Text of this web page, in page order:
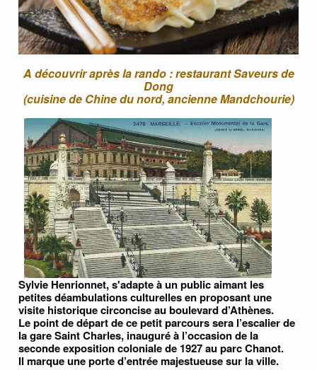
A découvrir après la rando : restaurant Saveurs de
Dong
(cuisine de Chine du nord, ancienne Mandchourie)
Sylvie Henrionnet, s'adapte à un public aimant les
petites déambulations culturelles en proposant une
visite historique circoncise au boulevard d’Athènes.
Le point de départ de ce petit parcours sera l’escalier de
la gare Saint Charles, inauguré à l’occasion de la
seconde exposition coloniale de 1927 au parc Chanot.
Il marque une porte d’entrée majestueuse sur la ville.